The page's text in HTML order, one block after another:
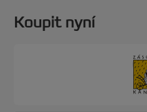
hřbetů o průměru 51
formátů A4 nebo A5 a
Koupit nyní